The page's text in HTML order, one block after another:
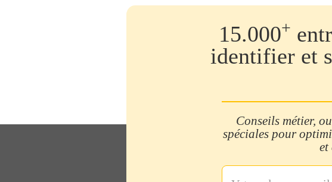
15.000+
identifier et
Conseils métier,
spéciales pour
et